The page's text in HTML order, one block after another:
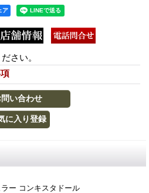
ア
ださい。
ー コンキスタドール